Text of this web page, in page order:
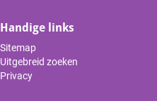
Handige links
Sitemap
Uitgebreid zoeken
Privacy